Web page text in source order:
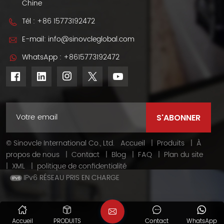
Chine
Tél : +86 15773192472
E-mail: info@sinovcleglobal.com
WhatsApp : +8615773192472
© Sinovcle International Co., Ltd. Accueil | Produits | À
propos de nous | Contact | Blog | FAQ | Plan du site
| XML | politique de confidentialité
IPv6 RÉSEAU PRIS EN CHARGE
Accueil PRODUITS WhatsApp
Contact